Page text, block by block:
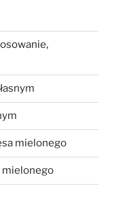
mielonego
mielonego